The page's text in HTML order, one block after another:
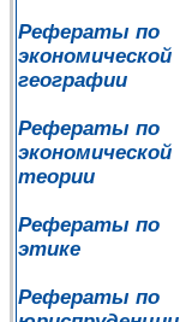
Рефераты по
экономической
географии
Рефераты по
экономической
теории
Рефераты по
этике
Рефераты по